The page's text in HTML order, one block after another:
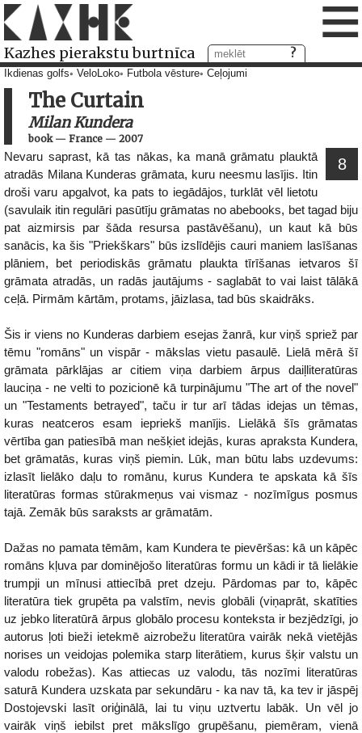
Kazhes pierakstu burtnīca ≡
Ikdienas golfs VeloLoko Futbola vēsture Ceļojumi
The Curtain
Milan Kundera
book— France — 2007
8
Nevaru saprast, kā tas nākas, ka manā grāmatu plauktā
atradās Milana Kunderas grāmata, kuru neesmu lasījis. Itin
droši varu apgalvot, ka pats to iegādājos, turklāt vēl lietotu
(savulaik itin regulāri pasūtīju grāmatas no abebooks, bet tagad biju
pat aizmirsis par šāda resursa pastāvēšanu), un kaut kā būs
sanācis, ka šis "Priekškars" būs izslīdējis cauri maniem lasīšanas
plāniem, bet periodiskās grāmatu plaukta tīrīšanas ietvaros šī
grāmata atradās, un radās jautājums - saglabāt to vai laist tālākā
ceļā. Pirmām kārtām, protams, jāizlasa, tad būs skaidrāks.
Šis ir viens no Kunderas darbiem esejas žanrā, kur viņš spriež par
tēmu "romāns" un vispār - mākslas vietu pasaulē. Lielā mērā šī
grāmata pārklājas ar citiem viņa darbiem ārpus daiļliteratūras
lauciņa - ne velti to pozicionē kā turpinājumu "The art of the novel"
un "Testaments betrayed", taču ir tur arī tādas idejas un tēmas,
kuras neatceros esam iepriekš manījis. Lielākā šīs grāmatas
vērtība gan patiesībā man nešķiet idejās, kuras apraksta Kundera,
bet grāmatās, kuras viņš piemin. Lūk, man būtu labs uzdevums:
izlasīt lielāko daļu to romānu, kurus Kundera te apskata kā šīs
literatūras formas stūrakmeņus vai vismaz - nozīmīgus posmus
tajā. Zemāk būs saraksts ar grāmatām.
Dažas no pamata tēmām, kam Kundera te pievēršas: kā un kāpēc
romāns kļuva par dominējošo literatūras formu un kādi ir tā lielākie
trumpji un mīnusi attiecībā pret dzeju. Pārdomas par to, kāpēc
literatūra tiek grupēta pa valstīm, nevis globāli (viņaprāt, skatīties
uz jebko literatūrā ārpus globālo procesu konteksta ir bezjēdzīgi, jo
autorus ļoti bieži ietekmē aizrobežu literatūra vairāk nekā vietējās
norises un veidojas polemika starp literātiem, kurus šķir valstu un
valodu robežas). Kas attiecas uz valodu, tās nozīmi literatūras
saturā Kundera uzskata par sekundāru - ka nav tā, ka tev ir jāspēj
Dostojevski lasīt oriģinālā, lai tu viņu uztvertu labāk. Un vēl jo
vairāk viņš iebilst pret mākslīgo grupēšanu, piemēram, vienā